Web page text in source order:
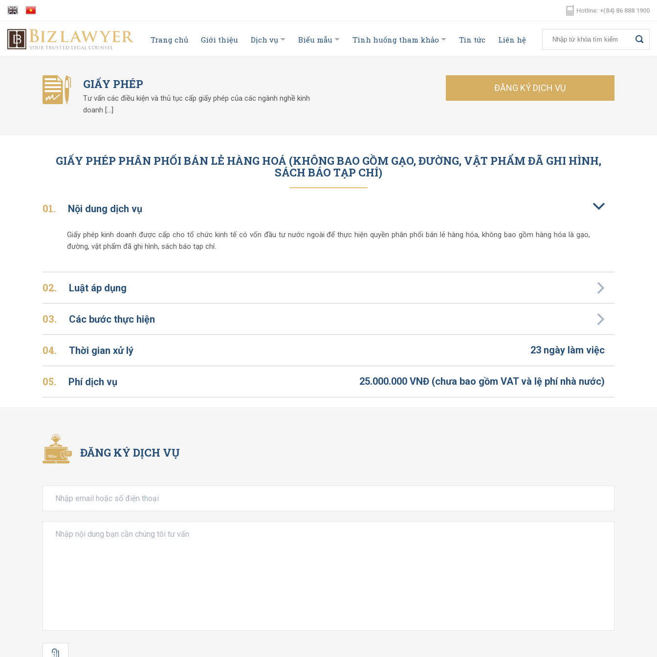
Hotline: +(84) 86 888 1900
Trang chủ Giới thiệu Dịch vụ Biểu mẫu Tình huống tham khảo Tin tức Liên hệ
GIẤY PHÉP
Tư vấn các điều kiện và thủ tục cấp giấy phép của các ngành nghề kinh
doanh [...]
ĐĂNG KÝ DỊCH VỤ
GIẤY PHÉP PHÂN PHỐI BÁN LẺ HÀNG HOÁ (KHÔNG BAO GỒM GẠO, ĐƯỜNG, VẬT PHẨM ĐÃ GHI HÌNH,
SÁCH BÁO TẠP CHÍ)
01. Nội dung dịch vụ
Giấy phép kinh doanh được cấp cho tổ chức kinh tế có vốn đầu tư nước ngoài để thực hiện quyền phân phối bán lẻ hàng hóa, không bao gồm hàng hóa là gạo,
đường, vật phẩm đã ghi hình, sách báo tạp chí.
02. Luật áp dụng
03. Các bước thực hiện
04. Thời gian xử lý 23 ngày làm việc
05. Phí dịch vụ 25.000.000 VNĐ (chưa bao gồm VAT và lệ phí nhà nước)
ĐĂNG KÝ DỊCH VỤ